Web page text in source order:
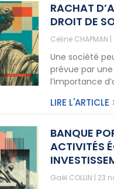
RACHAT
DROIT DE
Celine CHAPMAN
Une société
prévue par
l’importance
LIRE L'ARTICLE
BANQUE
ACTIVITÉS
Gaël COLLIN 23